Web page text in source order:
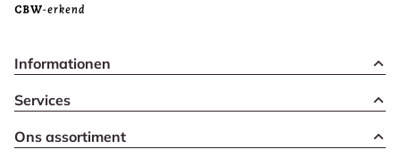
Informationen
Services
Ons assortiment